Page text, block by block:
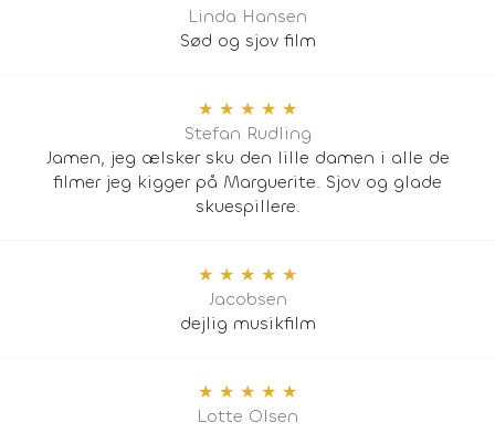
Linda Hansen
Sød og sjov film
★ ★ ★ ★ ★
Stefan Rudling
Jamen, jeg ælsker sku den lille damen i alle de
filmer jeg kigger på Marguerite. Sjov og glade
skuespillere.
★ ★ ★ ★ ★
Jacobsen
dejlig musikfilm
★ ★ ★ ★ ★
Lotte Olsen